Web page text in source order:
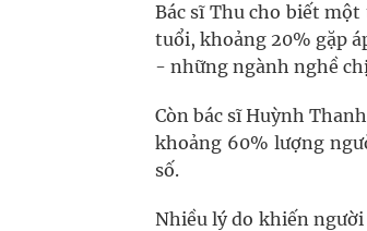
Bác sĩ Thu cho biết
tuổi, khoảng 20% gặp
- những ngành nghề
Còn bác sĩ Huỳnh
khoảng 60% lượng
số.
Nhiều lý do khiến